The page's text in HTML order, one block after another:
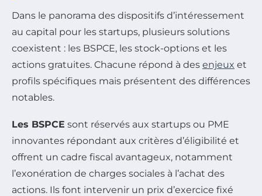
Dans le panorama des dispositifs d’intéressement
au capital pour les startups, plusieurs solutions
coexistent : les BSPCE, les stock-options et les
actions gratuites. Chacune répond à des enjeux et
profils spécifiques mais présentent des différences
notables.
Les BSPCE sont réservés aux startups ou PME
innovantes répondant aux critères d’éligibilité et
offrent un cadre fiscal avantageux, notamment
l’exonération de charges sociales à l’achat des
actions. Ils font intervenir un prix d’exercice fixé